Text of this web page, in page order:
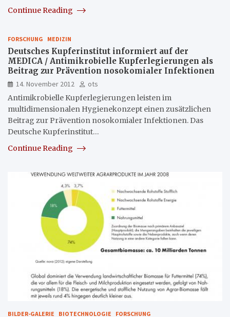
Continue Reading
FORSCHUNG MEDIZIN
Deutsches Kupferinstitut informiert auf der
MEDICA / Antimikrobielle Kupferlegierungen als
Beitrag zur Prävention nosokomialer Infektionen
14. November 2012
ots
Antimikrobielle Kupferlegierungen leisten im
multidimensionalen Hygienekonzept einen zusätzlichen
Beitrag zur Prävention nosokomialer Infektionen. Das
Deutsche Kupferinstitut…
Continue Reading
BILDER-GALERIE BIOTECHNOLOGIE FORSCHUNG